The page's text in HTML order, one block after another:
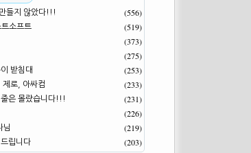
들지 않았다!!! (556)
소프트 (519)
(373)
(275)
받침대 (253)
제로, 아싸컴 (233)
은 몰랐습니다!!! (231)
(226)
님 (219)
립니다 (203)